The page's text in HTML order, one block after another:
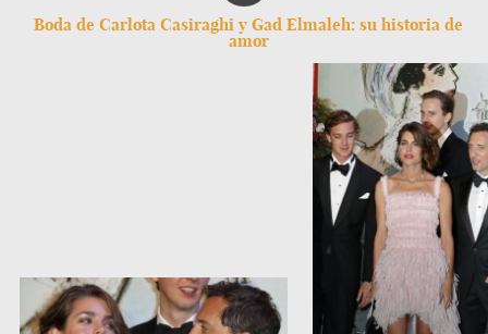
Boda de Carlota Casiraghi y Gad Elmaleh: su historia de
amor